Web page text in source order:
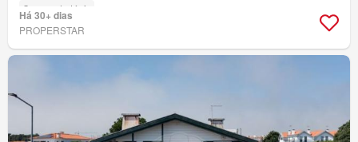
Campo de ténis
Há 30+ dias
PROPERSTAR